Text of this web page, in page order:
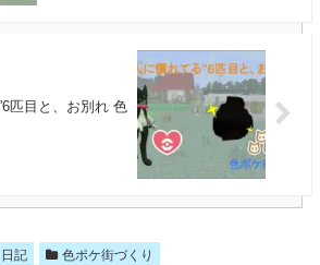
匹目と、お別れ 色
記 色ポケ街づくり